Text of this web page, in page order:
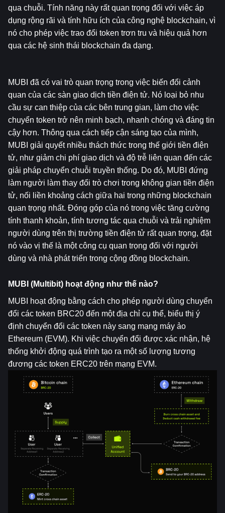
qua chuỗi. Tính năng này rất quan trọng đối với việc áp
dụng rộng rãi và tính hữu ích của công nghệ blockchain, vì
nó cho phép việc trao đổi token trơn tru và hiệu quả hơn
qua các hệ sinh thái blockchain đa dạng.
MUBI đã có vai trò quan trọng trong việc biến đổi cảnh
quan của các sàn giao dịch tiền điện tử. Nó loại bỏ nhu
cầu sự can thiệp của các bên trung gian, làm cho việc
chuyển token trở nên minh bạch, nhanh chóng và đáng tin
cậy hơn. Thông qua cách tiếp cận sáng tạo của mình,
MUBI giải quyết nhiều thách thức trong thế giới tiền điện
tử, như giảm chi phí giao dịch và độ trễ liên quan đến các
giải pháp chuyển chuỗi truyền thống. Do đó, MUBI đứng
làm người làm thay đổi trò chơi trong không gian tiền điện
tử, nối liền khoảng cách giữa hai trong những blockchain
quan trọng nhất. Đóng góp của nó trong việc tăng cường
tính thanh khoản, tính tương tác qua chuỗi và trải nghiệm
người dùng trên thị trường tiền điện tử rất quan trọng, đặt
nó vào vị thế là một công cụ quan trọng đối với người
dùng và nhà phát triển trong cộng đồng blockchain.
MUBI (Multibit) hoạt động như thế nào?
MUBI hoạt động bằng cách cho phép người dùng chuyển
đổi các token BRC20 đến một địa chỉ cụ thể, biểu thị ý
định chuyển đổi các token này sang mạng máy ảo
Ethereum (EVM). Khi việc chuyển đổi được xác nhận, hệ
thống khởi động quá trình tạo ra một số lượng tương
đương các token ERC20 trên mạng EVM.